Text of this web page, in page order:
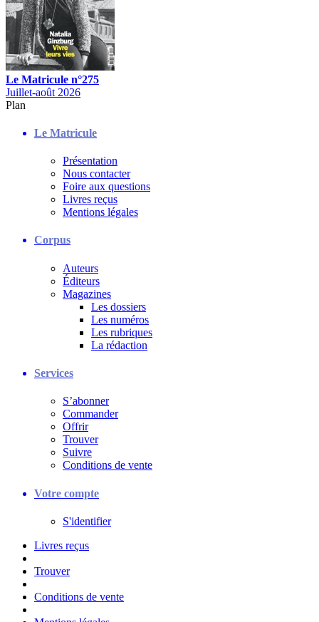
Le Matricule n°275
Juillet-août 2026
Plan
Le Matricule
Présentation
Nous contacter
Foire aux questions
Livres reçus
Mentions légales
Corpus
Auteurs
Éditeurs
Magazines
Les dossiers
Les numéros
Les rubriques
La rédaction
Services
S’abonner
Commander
Offrir
Trouver
Suivre
Conditions de vente
Votre compte
S'identifier
Livres reçus
Trouver
Conditions de vente